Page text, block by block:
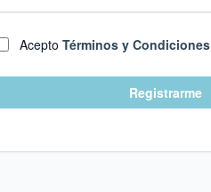
Acepto Términos y Condiciones
Registrarme